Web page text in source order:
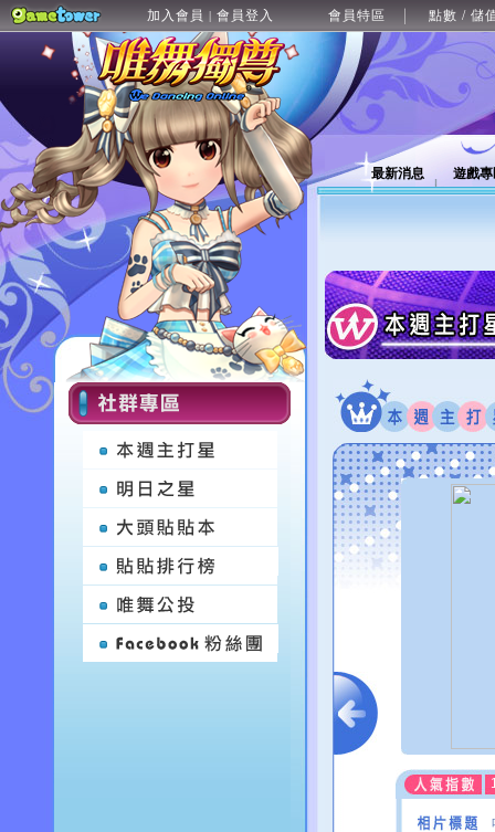
加入會員 | 會員登入 會員特區 點數 / 儲
最新消息 遊戲